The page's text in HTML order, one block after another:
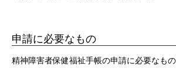
申請に必要なもの
精神障害者保健福祉手帳の申請に必要なも